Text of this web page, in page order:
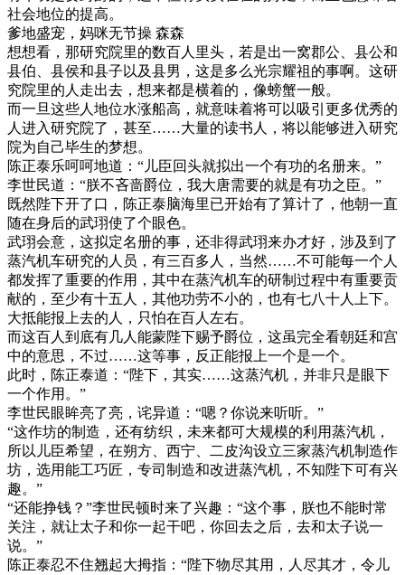
社会地位的提高。
爹地盛宠，妈咪无节操 森森
想想看，那研究院里的数百人里头，若是出一窝郡公、县公和
县伯、县侯和县子以及县男，这是多么光宗耀祖的事啊。这研
究院里的人走出去，想来都是横着的，像螃蟹一般。
而一旦这些人地位水涨船高，就意味着将可以吸引更多优秀的
人进入研究院了，甚至……大量的读书人，将以能够进入研究
院为自己毕生的梦想。
陈正泰乐呵呵地道：“儿臣回头就拟出一个有功的名册来。”
李世民道：“朕不吝啬爵位，我大唐需要的就是有功之臣。”
既然陛下开了口，陈正泰脑海里已开始有了算计了，他朝一直
随在身后的武珝使了个眼色。
武珝会意，这拟定名册的事，还非得武珝来办才好，涉及到了
蒸汽机车研究的人员，有三百多人，当然……不可能每一个人
都发挥了重要的作用，其中在蒸汽机车的研制过程中有重要贡
献的，至少有十五人，其他功劳不小的，也有七八十人上下。
大抵能报上去的人，只怕在百人左右。
而这百人到底有几人能蒙陛下赐予爵位，这虽完全看朝廷和宫
中的意思，不过……这等事，反正能报上一个是一个。
此时，陈正泰道：“陛下，其实……这蒸汽机，并非只是眼下
一个作用。”
李世民眼眸亮了亮，诧异道：“嗯？你说来听听。”
“这作坊的制造，还有纺织，未来都可大规模的利用蒸汽机，
所以儿臣希望，在朔方、西宁、二皮沟设立三家蒸汽机制造作
坊，选用能工巧匠，专司制造和改进蒸汽机，不知陛下可有兴
趣。”
“还能挣钱？”李世民顿时来了兴趣：“这个事，朕也不能时常
关注，就让太子和你一起干吧，你回去之后，去和太子说一
说。”
陈正泰忍不住翘起大拇指：“陛下物尽其用，人尽其才，令儿